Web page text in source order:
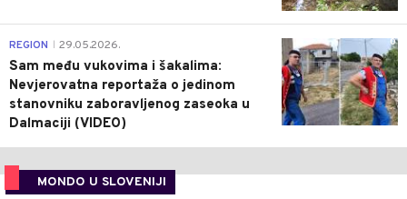
0
REGION 29.05.2026.
Sam među vukovima i šakalima:
Nevjerovatna reportaža o jedinom
stanovniku zaboravljenog zaseoka u
Dalmaciji (VIDEO)
MONDO U SLOVENIJI